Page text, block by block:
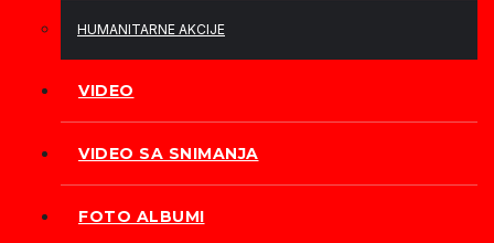
HUMANITARNE AKCIJE
VIDEO
VIDEO SA SNIMANJA
FOTO ALBUMI